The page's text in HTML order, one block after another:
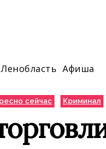
Ленобласть Афиша
сейчас Криминал